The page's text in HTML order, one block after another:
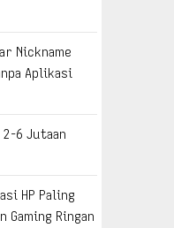
Nickname
Aplikasi
2-6 Jutaan
HP Paling
Ringan